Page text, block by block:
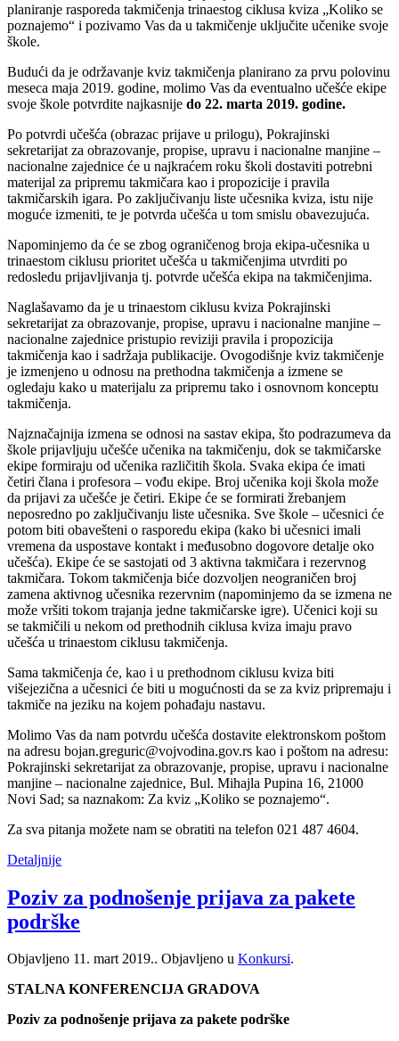
planiranje rasporeda takmičenja trinaestog ciklusa kviza „Koliko se
poznajemo“ i pozivamo Vas da u takmičenje uključite učenike svoje
škole.
Budući da je održavanje kviz takmičenja planirano za prvu polovinu
meseca maja 2019. godine, molimo Vas da eventualno učešće ekipe
svoje škole potvrdite najkasnije do 22. marta 2019. godine.
Po potvrdi učešća (obrazac prijave u prilogu), Pokrajinski
sekretarijat za obrazovanje, propise, upravu i nacionalne manjine –
nacionalne zajednice će u najkraćem roku školi dostaviti potrebni
materijal za pripremu takmičara kao i propozicije i pravila
takmičarskih igara. Po zaključivanju liste učesnika kviza, istu nije
moguće izmeniti, te je potvrda učešća u tom smislu obavezujuća.
Napominjemo da će se zbog ograničenog broja ekipa-učesnika u
trinaestom ciklusu prioritet učešća u takmičenjima utvrditi po
redosledu prijavljivanja tj. potvrde učešća ekipa na takmičenjima.
Naglašavamo da je u trinaestom ciklusu kviza Pokrajinski
sekretarijat za obrazovanje, propise, upravu i nacionalne manjine –
nacionalne zajednice pristupio reviziji pravila i propozicija
takmičenja kao i sadržaja publikacije. Ovogodišnje kviz takmičenje
je izmenjeno u odnosu na prethodna takmičenja a izmene se
ogledaju kako u materijalu za pripremu tako i osnovnom konceptu
takmičenja.
Najznačajnija izmena se odnosi na sastav ekipa, što podrazumeva da
škole prijavljuju učešće učenika na takmičenju, dok se takmičarske
ekipe formiraju od učenika različitih škola. Svaka ekipa će imati
četiri člana i profesora – vođu ekipe. Broj učenika koji škola može
da prijavi za učešće je četiri. Ekipe će se formirati žrebanjem
neposredno po zaključivanju liste učesnika. Sve škole – učesnici će
potom biti obavešteni o rasporedu ekipa (kako bi učesnici imali
vremena da uspostave kontakt i međusobno dogovore detalje oko
učešća). Ekipe će se sastojati od 3 aktivna takmičara i rezervnog
takmičara. Tokom takmičenja biće dozvoljen neograničen broj
zamena aktivnog učesnika rezervnim (napominjemo da se izmena ne
može vršiti tokom trajanja jedne takmičarske igre). Učenici koji su
se takmičili u nekom od prethodnih ciklusa kviza imaju pravo
učešća u trinaestom ciklusu takmičenja.
Sama takmičenja će, kao i u prethodnom ciklusu kviza biti
višejezična a učesnici će biti u mogućnosti da se za kviz pripremaju i
takmiče na jeziku na kojem pohađaju nastavu.
Molimo Vas da nam potvrdu učešća dostavite elektronskom poštom
na adresu bojan.greguric@vojvodina.gov.rs kao i poštom na adresu:
Pokrajinski sekretarijat za obrazovanje, propise, upravu i nacionalne
manjine – nacionalne zajednice, Bul. Mihajla Pupina 16, 21000
Novi Sad; sa naznakom: Za kviz „Koliko se poznajemo“.
Za sva pitanja možete nam se obratiti na telefon 021 487 4604.
Detaljnije
Poziv za podnošenje prijava za pakete
podrške
Objavljeno 11. mart 2019.. Objavljeno u Konkursi.
STALNA KONFERENCIJA GRADOVA
Poziv za podnošenje prijava za pakete podrške